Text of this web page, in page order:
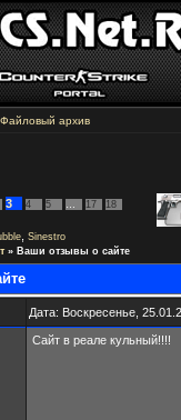
Файловый архив
3 4 5 … 17
18
Sinestro
» Ваши отзывы о сайте
Дата: Воскресенье,
Сайт в реале кульный!!!!